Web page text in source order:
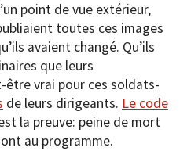
point de vue extérieur,
toutes ces images
avaient changé. Qu’ils
que leurs
être vrai pour ces soldats-
de leurs dirigeants. Le code
la preuve: peine de mort
au programme.